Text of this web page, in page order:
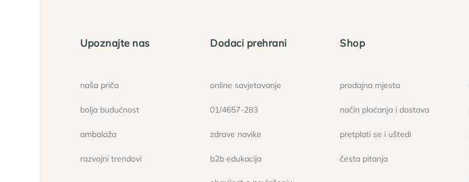
Upoznajte nas
naša priča
bolja budućnost
ambalaža
razvojni trendovi
Dodaci prehrani
online savjetovanje
01/4657-283
zdrave navike
b2b edukacija
Shop
prodajna mjesta
način plaćanja i dostava
pretplati se i uštedi
česta pitanja